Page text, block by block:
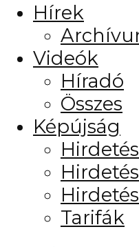
Hírek
Videók
Híradó
Összes
Képújság
Tarifák